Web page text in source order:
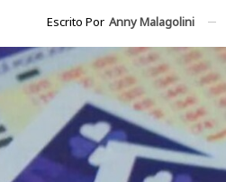
Escrito Por Anny Malagolini